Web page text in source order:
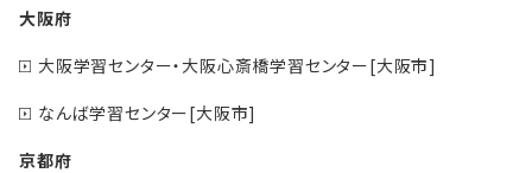
大阪府
大阪学習センター・大阪心斎橋学習センター[大阪市]
なんば学習センター[大阪市]
京都府